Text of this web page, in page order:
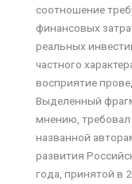
соотношение
финансовых
реальных
частного
восприятие
Выделенный
мнению,
названной
развития
года, принятой в